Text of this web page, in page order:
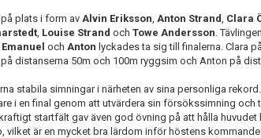
plats i form av Alvin Eriksson Anton Strand Clara
Louise Strand och Towe Andersson .
Emanuel och Anton lyckades ta sig till finalerna. Clara
distanserna 50m och 100m ryggsim och Anton på
stabila simningar i närheten av sina personliga
i en final genom att utvärdera sin försökssimning och
startfält gav även god övning på att hålla huvudet
vilket är en mycket bra lärdom inför höstens